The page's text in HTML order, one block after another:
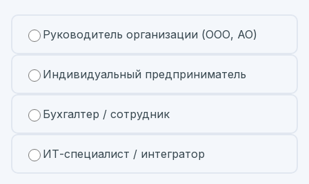
Руководитель организации (ООО, АО)
Индивидуальный предприниматель
Бухгалтер / сотрудник
ИТ-специалист / интегратор